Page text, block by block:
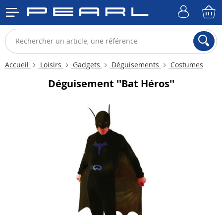
Accueil Loisirs Gadgets Déguisements Costumes
Déguisement ''Bat Héros''